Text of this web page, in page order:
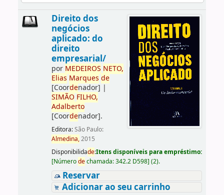
Direito dos
negócios
aplicado: do
direito
empresarial/
por MEDEIROS NETO,
Elias Marques de
[Coordenador] |
SIMÃO FILHO,
Adalberto
[Coordenador].
Editora:São Paulo:
Almedina,2015
Disponibilidade:Itens disponíveis para empréstimo:
[Númerodechamada:342.2 D598] (2).
Reservar
Adicionar ao seu carrinho